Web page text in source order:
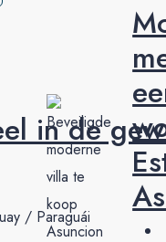
in de
/ Paraguái